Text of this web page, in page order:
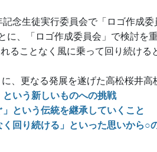
念生徒実行委員会で「ロゴ作成
に、「ロゴ作成委員会」で検討を重
ることなく風に乗って回り続け
、更なる発展を遂げた高松桜井高
という新しいものへの挑戦
という伝統を継承していくこと
く回り続ける」といった思いから○